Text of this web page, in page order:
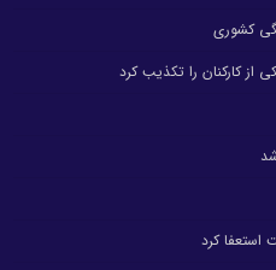
کشوری
از کارکنان را تکذیب کرد
استعفا کرد